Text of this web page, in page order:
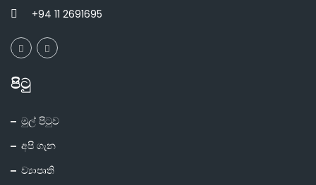
+94 11 2691695
පිටු
මුල් පිටුව
අපි ගැන
ව්‍යාපෘති